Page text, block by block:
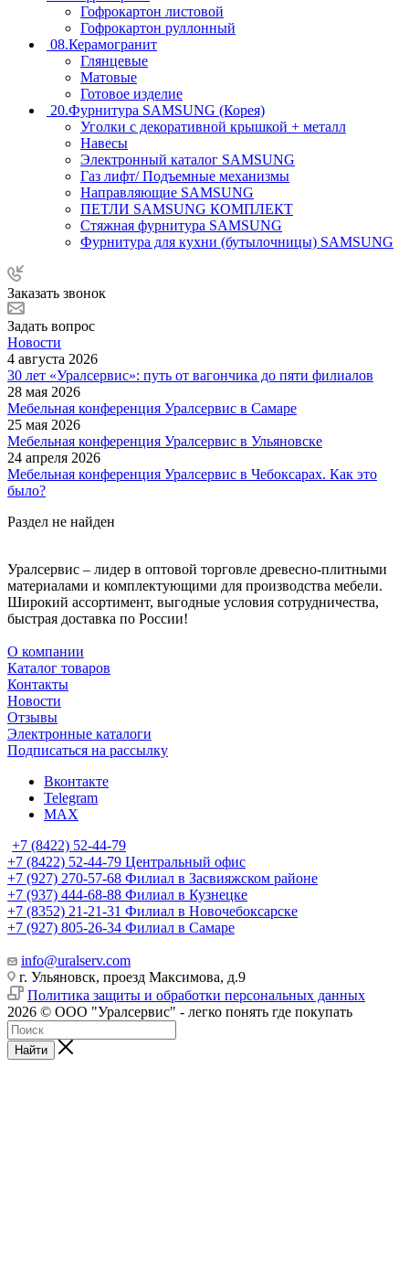
Гофрокартон листовой
Гофрокартон руллонный
08.Керамогранит
Глянцевые
Матовые
Готовое изделие
20.Фурнитура SAMSUNG (Корея)
Уголки с декоративной крышкой + металл
Навесы
Электронный каталог SAMSUNG
Газ лифт/ Подъемные механизмы
Направляющие SAMSUNG
ПЕТЛИ SAMSUNG КОМПЛЕКТ
Стяжная фурнитура SAMSUNG
Фурнитура для кухни (бутылочницы) SAMSUNG
Заказать звонок
Задать вопрос
Новости
4 августа 2026
30 лет «Уралсервис»: путь от вагончика до пяти филиалов
28 мая 2026
Мебельная конференция Уралсервис в Самаре
25 мая 2026
Мебельная конференция Уралсервис в Ульяновске
24 апреля 2026
Мебельная конференция Уралсервис в Чебоксарах. Как это
было?
Раздел не найден
Уралсервис – лидер в оптовой торговле древесно-плитными
материалами и комплектующими для производства мебели.
Широкий ассортимент, выгодные условия сотрудничества,
быстрая доставка по России!
О компании
Каталог товаров
Контакты
Новости
Отзывы
Электронные каталоги
Подписаться на рассылку
Вконтакте
Telegram
MAX
+7 (8422) 52-44-79
+7 (8422) 52-44-79 Центральный офис
+7 (927) 270-57-68 Филиал в Засвияжском районе
+7 (937) 444-68-88 Филиал в Кузнецке
+7 (8352) 21-21-31 Филиал в Новочебоксарске
+7 (927) 805-26-34 Филиал в Самаре
info@uralserv.com
г. Ульяновск, проезд Максимова, д.9
Политика защиты и обработки персональных данных
2026 © ООО "Уралсервис" - легко понять где покупать
Найти